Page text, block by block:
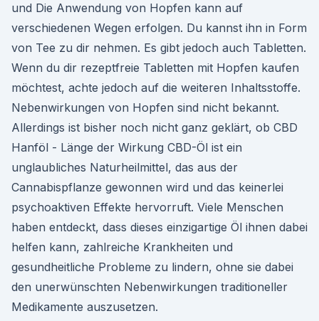
und Die Anwendung von Hopfen kann auf
verschiedenen Wegen erfolgen. Du kannst ihn in Form
von Tee zu dir nehmen. Es gibt jedoch auch Tabletten.
Wenn du dir rezeptfreie Tabletten mit Hopfen kaufen
möchtest, achte jedoch auf die weiteren Inhaltsstoffe.
Nebenwirkungen von Hopfen sind nicht bekannt.
Allerdings ist bisher noch nicht ganz geklärt, ob CBD
Hanföl - Länge der Wirkung CBD-Öl ist ein
unglaubliches Naturheilmittel, das aus der
Cannabispflanze gewonnen wird und das keinerlei
psychoaktiven Effekte hervorruft. Viele Menschen
haben entdeckt, dass dieses einzigartige Öl ihnen dabei
helfen kann, zahlreiche Krankheiten und
gesundheitliche Probleme zu lindern, ohne sie dabei
den unerwünschten Nebenwirkungen traditioneller
Medikamente auszusetzen.